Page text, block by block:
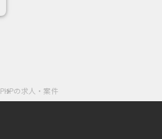
PHPの求人・案件